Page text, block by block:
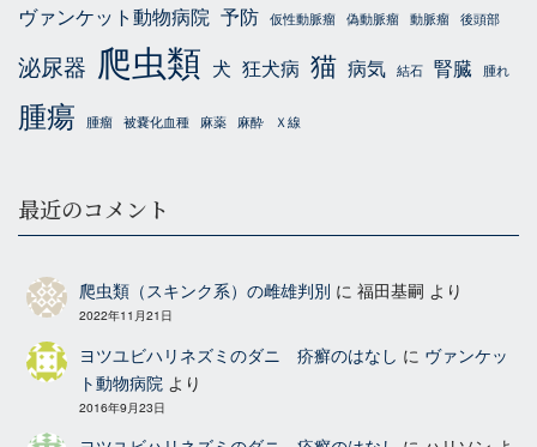
ヴァンケット動物病院 予防 仮性動脈瘤 偽動脈瘤 動脈瘤 後頭部
泌尿器 爬虫類 犬 狂犬病 猫 病気 結石 腎臓 腫れ
腫瘍 腫瘤 被嚢化血種 麻薬 麻酔 Ｘ線
最近のコメント
爬虫類（スキンク系）の雌雄判別 に福田基嗣 より
2022年11月21日
ヨツユビハリネズミのダニ 疥癬のはなし に ヴァンケッ
ト動物病院 より
2016年9月23日